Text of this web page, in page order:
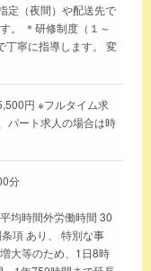
定（夜間）や配送先で
。 ＊研修制度（１～
丁寧に指導します。 変
円 ※フルタイム求
パート求人の場合は時
分
均時間外労働時間 30
項 あり、 特別な事
大等のため、1日8時